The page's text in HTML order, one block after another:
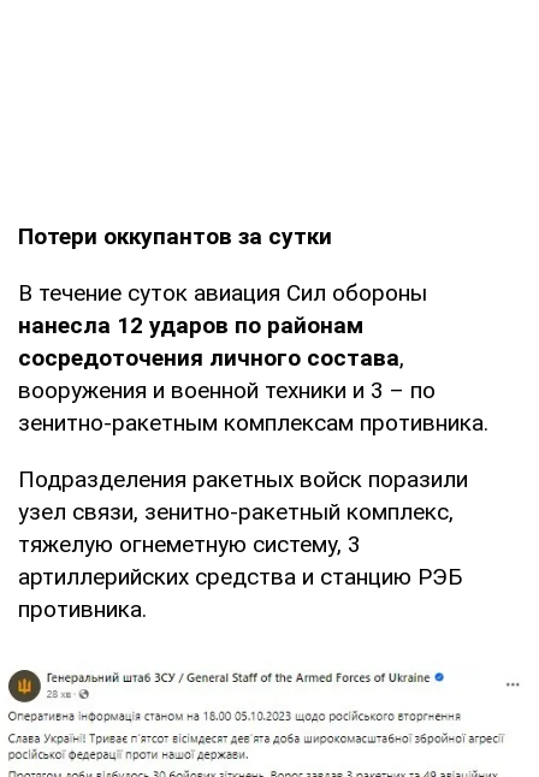
Потери оккупантов за сутки
В течение суток авиация Сил обороны
нанесла 12 ударов по районам
сосредоточения личного состава,
вооружения и военной техники и 3 – по
зенитно-ракетным комплексам противника.
Подразделения ракетных войск поразили
узел связи, зенитно-ракетный комплекс,
тяжелую огнеметную систему, 3
артиллерийских средства и станцию РЭБ
противника.